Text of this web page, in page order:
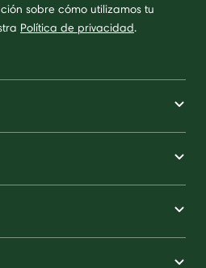
sobre cómo utilizamos tu
Política de privacidad.